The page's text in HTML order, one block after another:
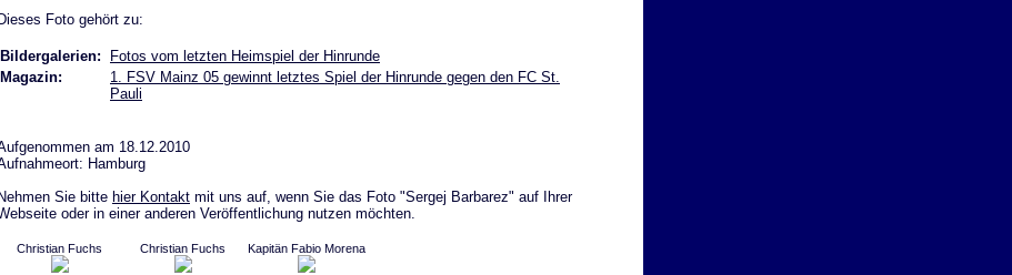
Foto gehört zu:
Bildergalerien:
Fotos vom letzten Heimspiel der Hinrunde
Magazin:
1. FSV Mainz 05 gewinnt letztes Spiel der Hinrunde gegen den FC St.
Pauli
am 18.12.2010
Hamburg
Sie bitte hier Kontakt mit uns auf, wenn Sie das Foto "Sergej Barbarez" auf Ihrer
oder in einer anderen Veröffentlichung nutzen möchten.
Christian Fuchs Christian Fuchs Kapitän Fabio Morena